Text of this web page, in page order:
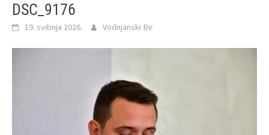
DSC_9176
19. svibnja 2026. Vodnjanski Đir